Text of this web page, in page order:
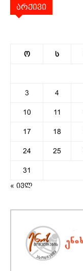
არქივი
ო ს
3 4
10 11
17 18
24 25
31
« ივლ